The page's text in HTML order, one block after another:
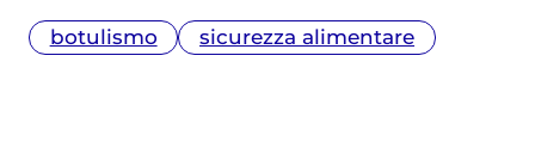
botulismo sicurezza alimentare